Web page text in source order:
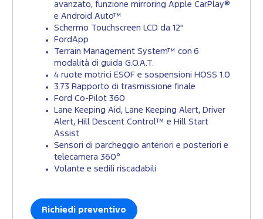
avanzato, funzione mirroring Apple CarPlay®
e Android Auto™
Schermo Touchscreen LCD da 12"
FordApp
Terrain Management System™ con 6
modalità di guida G.O.A.T.
4 ruote motrici ESOF e sospensioni HOSS 1.0
3.73 Rapporto di trasmissione finale
Ford Co-Pilot 360
Lane Keeping Aid, Lane Keeping Alert, Driver
Alert, Hill Descent Control™ e Hill Start
Assist
Sensori di parcheggio anteriori e posteriori e
telecamera 360°
Volante e sedili riscadabili
Richiedi preventivo